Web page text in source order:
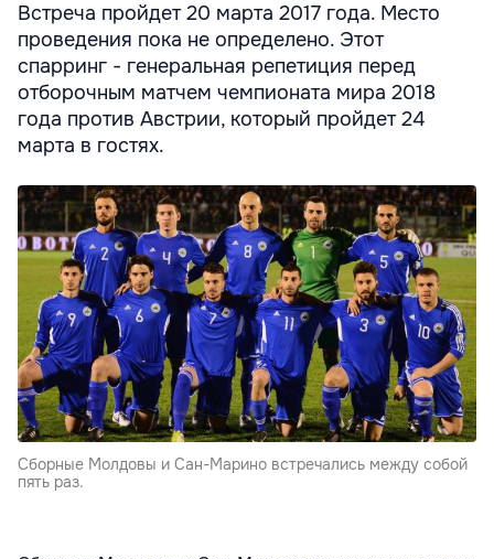
Встреча пройдет 20 марта 2017 года. Место
проведения пока не определено. Этот
спарринг - генеральная репетиция перед
отборочным матчем чемпионата мира 2018
года против Австрии, который пройдет 24
марта в гостях.
Сборные Молдовы и Сан-Марино встречались между собой
пять раз.